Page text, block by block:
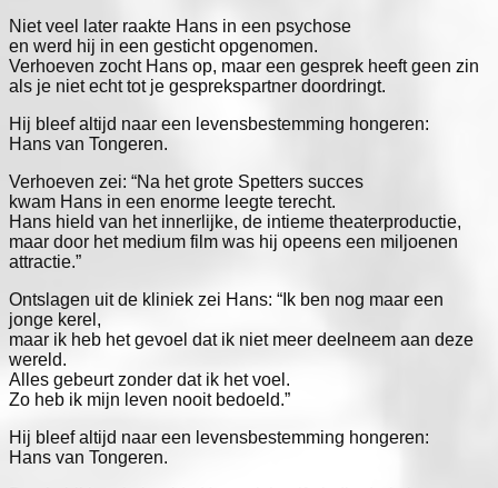
Niet veel later raakte Hans in een psychose
en werd hij in een gesticht opgenomen.
Verhoeven zocht Hans op, maar een gesprek heeft geen zin
als je niet echt tot je gesprekspartner doordringt.
Hij bleef altijd naar een levensbestemming hongeren:
Hans van Tongeren.
Verhoeven zei: “Na het grote Spetters succes
kwam Hans in een enorme leegte terecht.
Hans hield van het innerlijke, de intieme theaterproductie,
maar door het medium film was hij opeens een miljoenen
attractie.”
Ontslagen uit de kliniek zei Hans: “Ik ben nog maar een
jonge kerel,
maar ik heb het gevoel dat ik niet meer deelneem aan deze
wereld.
Alles gebeurt zonder dat ik het voel.
Zo heb ik mijn leven nooit bedoeld.”
Hij bleef altijd naar een levensbestemming hongeren:
Hans van Tongeren.